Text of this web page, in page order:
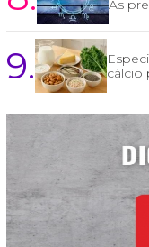
As
9.
cálcio